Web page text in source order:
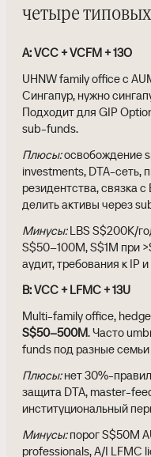
четыре
A: VCC + VCFM + 13O
UHNW family office с
Сингапур, нужно
Подходит для GIP
sub-funds.
Плюсы:освобождение
investments, DTA-сеть,
резидентства, связка
делить активы через
Минусы:LBS S$200K/
S$50–100M, S$1M при
аудит, требования к IP
B: VCC + LFMC + 13U
Multi-family office,
S$50–500M. Часто
funds под разные семьи
Плюсы:нет 30%-
защита DTA, master-
институциональный
Минусы:порог S$50M
professionals, A/I LFMC